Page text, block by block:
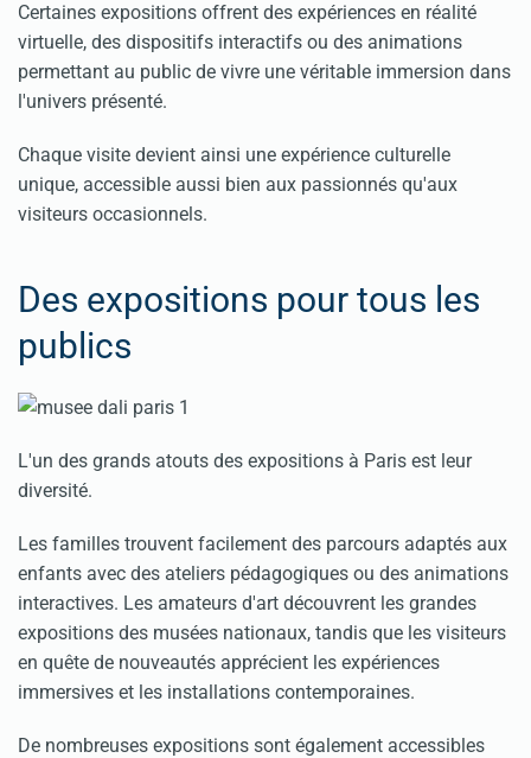
Certaines expositions offrent des expériences en réalité
virtuelle, des dispositifs interactifs ou des animations
permettant au public de vivre une véritable immersion dans
l'univers présenté.
Chaque visite devient ainsi une expérience culturelle
unique, accessible aussi bien aux passionnés qu'aux
visiteurs occasionnels.
Des expositions pour tous les
publics
L'un des grands atouts des expositions à Paris est leur
diversité.
Les familles trouvent facilement des parcours adaptés aux
enfants avec des ateliers pédagogiques ou des animations
interactives. Les amateurs d'art découvrent les grandes
expositions des musées nationaux, tandis que les visiteurs
en quête de nouveautés apprécient les expériences
immersives et les installations contemporaines.
De nombreuses expositions sont également accessibles